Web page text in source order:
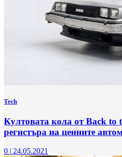
Tech
Култовата кола от Back to
регистъра на ценните
0 | 24.05.2021